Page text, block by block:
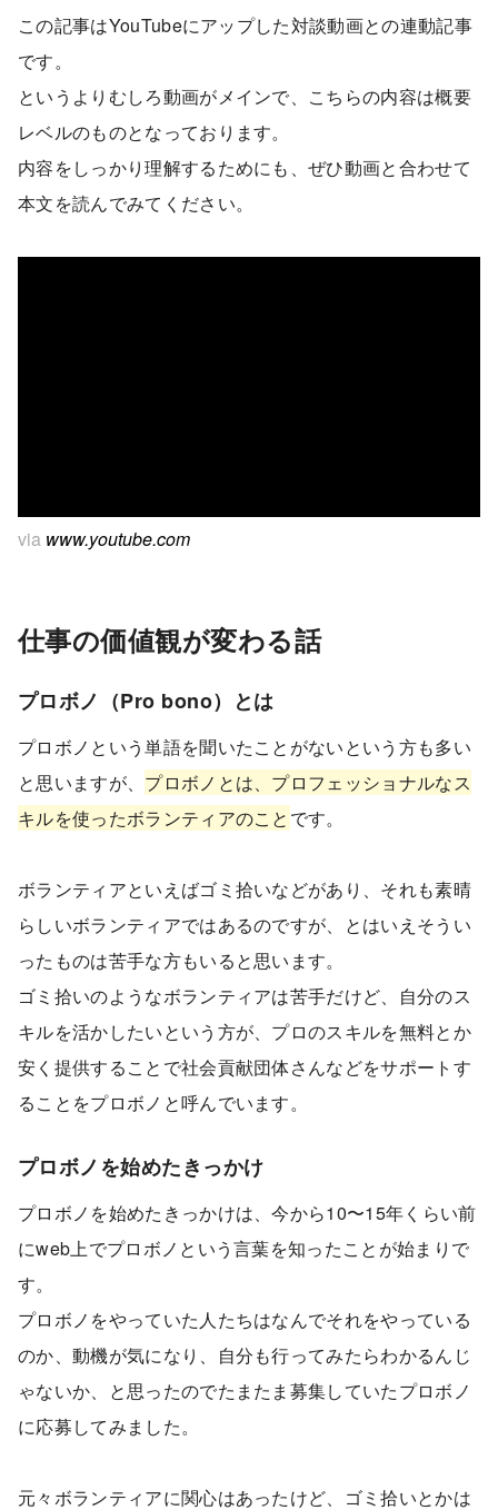
この記事はYouTubeにアップした対談動画との連動記事
です。
というよりむしろ動画がメインで、こちらの内容は概要
レベルのものとなっております。
内容をしっかり理解するためにも、ぜひ動画と合わせて
本文を読んでみてください。
via www.youtube.com
仕事の価値観が変わる話
プロボノ（Pro bono）とは
プロボノという単語を聞いたことがないという方も多い
と思いますが、 プロボノとは、プロフェッショナルなス
キルを使ったボランティアのこと です。
ボランティアといえばゴミ拾いなどがあり、それも素晴
らしいボランティアではあるのですが、とはいえそうい
ったものは苦手な方もいると思います。
ゴミ拾いのようなボランティアは苦手だけど、自分のス
キルを活かしたいという方が、プロのスキルを無料とか
安く提供することで社会貢献団体さんなどをサポートす
ることをプロボノと呼んでいます。
プロボノを始めたきっかけ
プロボノを始めたきっかけは、今から10〜15年くらい前
にweb上でプロボノという言葉を知ったことが始まりで
す。
プロボノをやっていた人たちはなんでそれをやっている
のか、動機が気になり、自分も行ってみたらわかるんじ
ゃないか、と思ったのでたまたま募集していたプロボノ
に応募してみました。
元々ボランティアに関心はあったけど、ゴミ拾いとかは